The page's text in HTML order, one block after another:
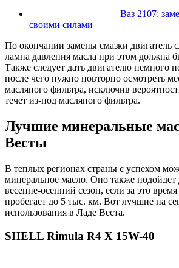
Ваз 2107:
своими силами
По окончании замены смазки двигатель
лампа давления масла при этом должна
Также следует дать двигателю немного
после чего нужно повторно осмотреть
масляного фильтра, исключив
течет из-под масляного фильтра.
Лучшие минеральные
Весты
В теплых регионах страны с успехом
минеральное масло. Оно также подойдет
весенне-осенний сезон, если за это
пробегает до 5 тыс. км. Вот лучшие на
использования в Ладе Веста.
SHELL Rimula R4 X 15W-40